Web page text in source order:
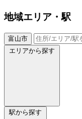
地域エリア・駅
富山市
エリアから探す
駅から探す